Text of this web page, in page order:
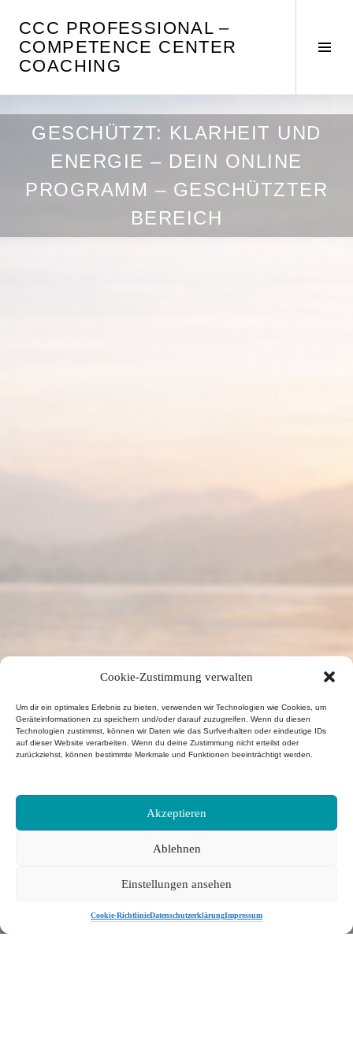
Cookie-Zustimmung verwalten
Um dir ein optimales Erlebnis zu bieten, verwenden wir Technologien wie Cookies, um
Geräteinformationen zu speichern und/oder darauf zuzugreifen. Wenn du diesen
Technologien zustimmst, können wir Daten wie das Surfverhalten oder eindeutige IDs
auf dieser Website verarbeiten. Wenn du deine Zustimmung nicht erteilst oder
zurückziehst, können bestimmte Merkmale und Funktionen beeinträchtigt werden.
Akzeptieren
Ablehnen
Einstellungen ansehen
Cookie-RichtlinieDatenschutzerklärungImpressum
zum
Inhalt
CCC PROFESSIONAL –
COMPETENCE CENTER
COACHING
GESCHÜTZT: KLARHEIT UND
ENERGIE – DEIN ONLINE
PROGRAMM – GESCHÜTZTER
BEREICH